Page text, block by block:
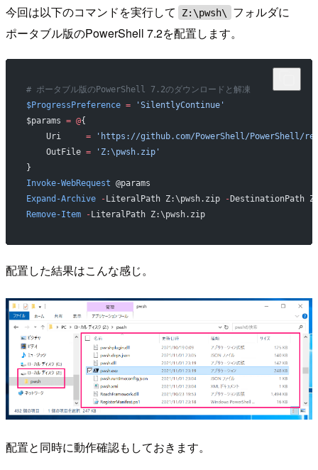
今回は以下のコマンドを実行して
Z:\pwsh\
フォルダに
ポータブル版のPowerShell 7.2を配置します。
# ポータブル版のPowerShell 7.2のダウンロードと解凍
$ProgressPreference = 'SilentlyContinue'
$params = @{
    Uri
= 'https://github.com/PowerShell/PowerShell/
    OutFile
= 'Z:\pwsh.zip'
}
Invoke-WebRequest @params
Expand-Archive - LiteralPath Z:\pwsh.zip - DestinationPath
Remove-Item - LiteralPath Z:\pwsh.zip
配置した結果はこんな感じ。
配置と同時に動作確認もしておきます。